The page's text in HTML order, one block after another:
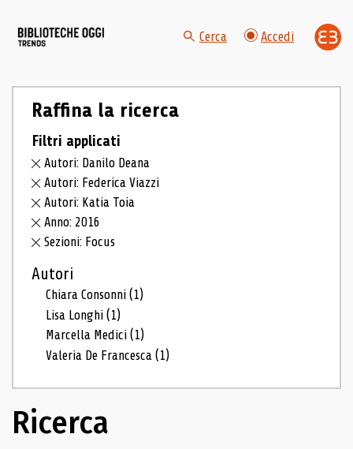
Cerca Accedi
Raffina la ricerca
Filtri applicati
Autori: Danilo Deana
Autori: Federica Viazzi
Autori: Katia Toia
Anno: 2016
Sezioni: Focus
Autori
Chiara Consonni(1)
Lisa Longhi(1)
Marcella Medici(1)
Valeria De Francesca(1)
Ricerca